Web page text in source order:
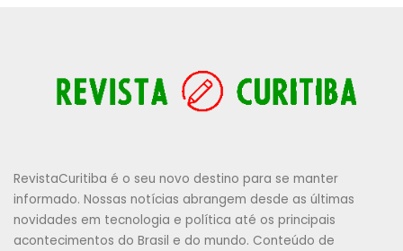
RevistaCuritiba é o seu novo destino para se manter
informado. Nossas notícias abrangem desde as últimas
novidades em tecnologia e política até os principais
acontecimentos do Brasil e do mundo. Conteúdo de